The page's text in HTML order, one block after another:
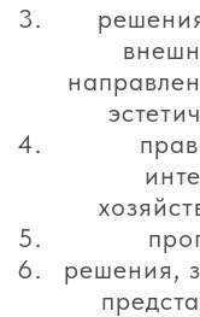
решения,